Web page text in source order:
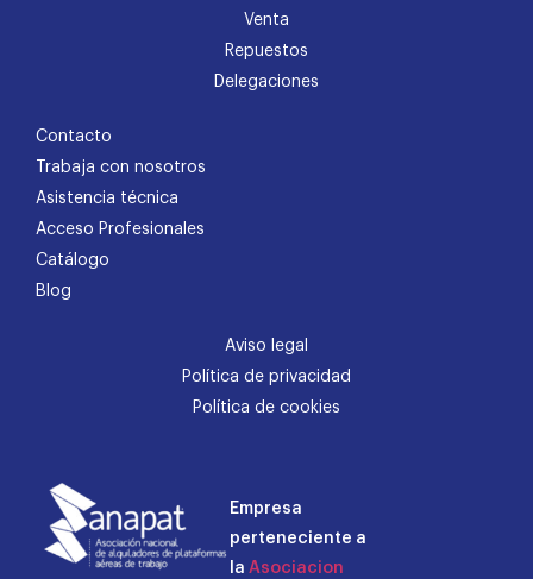
Venta
Repuestos
Delegaciones
Contacto
Trabaja con nosotros
Asistencia técnica
Acceso Profesionales
Catálogo
Blog
Aviso legal
Política de privacidad
Política de cookies
Empresa
perteneciente a
la Asociacion